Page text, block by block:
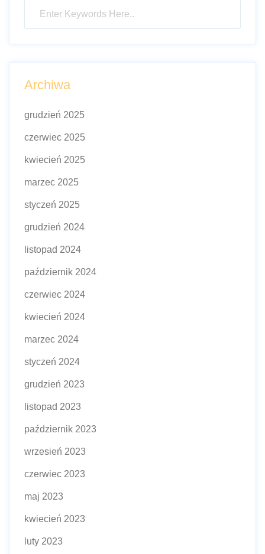
Archiwa
grudzień 2025
czerwiec 2025
kwiecień 2025
marzec 2025
styczeń 2025
grudzień 2024
listopad 2024
październik 2024
czerwiec 2024
kwiecień 2024
marzec 2024
styczeń 2024
grudzień 2023
listopad 2023
październik 2023
wrzesień 2023
czerwiec 2023
maj 2023
kwiecień 2023
luty 2023